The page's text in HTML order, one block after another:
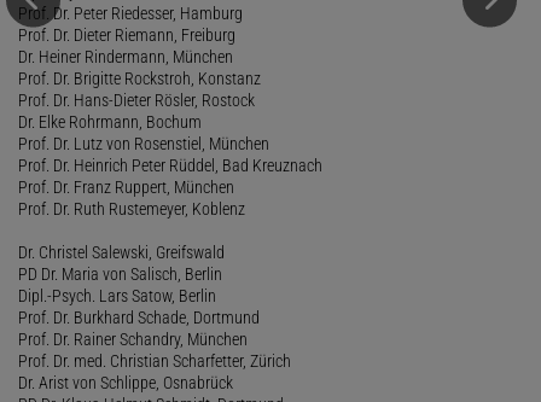
Prof. Dr. Peter Riedesser, Hamburg
Prof. Dr. Dieter Riemann, Freiburg
Dr. Heiner Rindermann, München
Prof. Dr. Brigitte Rockstroh, Konstanz
Prof. Dr. Hans-Dieter Rösler, Rostock
Dr. Elke Rohrmann, Bochum
Prof. Dr. Lutz von Rosenstiel, München
Prof. Dr. Heinrich Peter Rüddel, Bad Kreuznach
Prof. Dr. Franz Ruppert, München
Prof. Dr. Ruth Rustemeyer, Koblenz
Dr. Christel Salewski, Greifswald
PD Dr. Maria von Salisch, Berlin
Dipl.-Psych. Lars Satow, Berlin
Prof. Dr. Burkhard Schade, Dortmund
Prof. Dr. Rainer Schandry, München
Prof. Dr. med. Christian Scharfetter, Zürich
Dr. Arist von Schlippe, Osnabrück